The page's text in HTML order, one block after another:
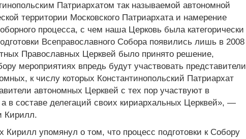
Патриархатом так называемой автономной
территории Московского Патриархата и намерение
процесса, с чем наша Церковь была категорически
Всеправославного Собора появились лишь в 2008
Православных Церквей было принято решение,
мероприятиях впредь будут участвовать представители
к числу которых Константинопольский Патриархат
автономных Церквей с тех пор участвуют в
в составе делегаций своих кириархальных Церквей», —
Кирилл.
упомянул о том, что процесс подготовки к Собору